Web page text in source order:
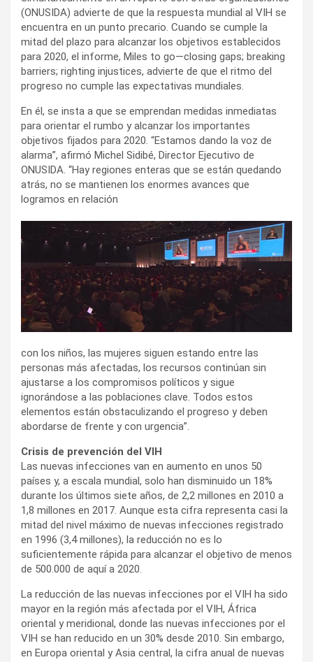
(ONUSIDA) advierte de que la respuesta mundial al VIH se
encuentra en un punto precario. Cuando se cumple la
mitad del plazo para alcanzar los objetivos establecidos
para 2020, el informe, Miles to go—closing gaps; breaking
barriers; righting injustices, advierte de que el ritmo del
progreso no cumple las expectativas mundiales.
En él, se insta a que se emprendan medidas inmediatas
para orientar el rumbo y alcanzar los importantes
objetivos fijados para 2020. “Estamos dando la voz de
alarma”, afirmó Michel Sidibé, Director Ejecutivo de
ONUSIDA. “Hay regiones enteras que se están quedando
atrás, no se mantienen los enormes avances que
logramos en relación
con los niños, las mujeres siguen estando entre las
personas más afectadas, los recursos continúan sin
ajustarse a los compromisos políticos y sigue
ignorándose a las poblaciones clave. Todos estos
elementos están obstaculizando el progreso y deben
abordarse de frente y con urgencia”.
Crisis de prevención del VIH
Las nuevas infecciones van en aumento en unos 50
países y, a escala mundial, solo han disminuido un 18%
durante los últimos siete años, de 2,2 millones en 2010 a
1,8 millones en 2017. Aunque esta cifra representa casi la
mitad del nivel máximo de nuevas infecciones registrado
en 1996 (3,4 millones), la reducción no es lo
suficientemente rápida para alcanzar el objetivo de menos
de 500.000 de aquí a 2020.
La reducción de las nuevas infecciones por el VIH ha sido
mayor en la región más afectada por el VIH, África
oriental y meridional, donde las nuevas infecciones por el
VIH se han reducido en un 30% desde 2010. Sin embargo,
en Europa oriental y Asia central, la cifra anual de nuevas